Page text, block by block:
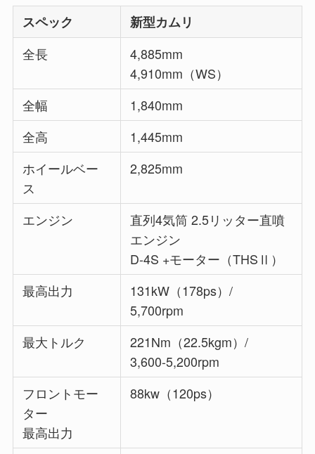
スペック
新型カムリ
全長
4,885mm
4,910mm（WS）
全幅
1,840mm
全高
1,445mm
ホイールベー
ス
2,825mm
エンジン
直列4気筒 2.5リッター直噴
エンジン
D-4S +モーター（THSⅡ）
最高出力
131kW（178ps）/
5,700rpm
最大トルク
221Nm（22.5kgm）/
3,600-5,200rpm
フロントモー
ター
最高出力
88kw（120ps）